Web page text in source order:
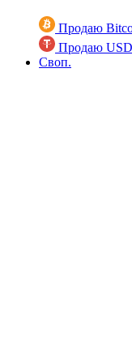
Продаю
Продаю
Своп.